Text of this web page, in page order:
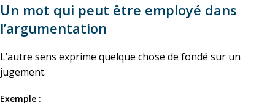
Un mot qui peut être employé dans
l’argumentation
L’autre sens exprime quelque chose de fondé sur un
jugement.
Exemple :